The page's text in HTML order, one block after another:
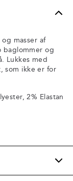
masser af
baglommer og
Lukkes med
som ikke er for
2% Elastan